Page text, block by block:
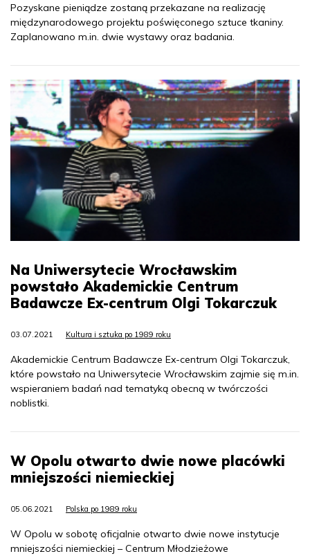
Pozyskane pieniądze zostaną przekazane na realizację
międzynarodowego projektu poświęconego sztuce tkaniny.
Zaplanowano m.in. dwie wystawy oraz badania.
Na Uniwersytecie Wrocławskim
powstało Akademickie Centrum
Badawcze Ex-centrum Olgi Tokarczuk
03.07.2021 Kultura i sztuka po 1989 roku
Akademickie Centrum Badawcze Ex-centrum Olgi Tokarczuk,
które powstało na Uniwersytecie Wrocławskim zajmie się m.in.
wspieraniem badań nad tematyką obecną w twórczości
noblistki.
W Opolu otwarto dwie nowe placówki
mniejszości niemieckiej
05.06.2021 Polska po 1989 roku
W Opolu w sobotę oficjalnie otwarto dwie nowe instytucje
mniejszości niemieckiej – Centrum Młodzieżowe